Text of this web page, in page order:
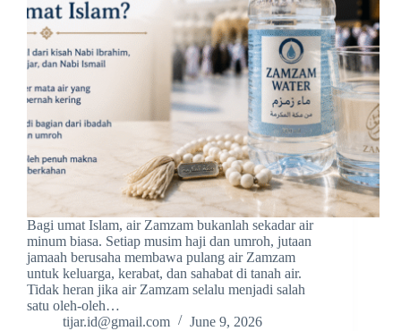
Bagi umat Islam, air Zamzam bukanlah sekadar air
minum biasa. Setiap musim haji dan umroh, jutaan
jamaah berusaha membawa pulang air Zamzam
untuk keluarga, kerabat, dan sahabat di tanah air.
Tidak heran jika air Zamzam selalu menjadi salah
satu oleh-oleh…
tijar.id@gmail.com
June 9, 2026